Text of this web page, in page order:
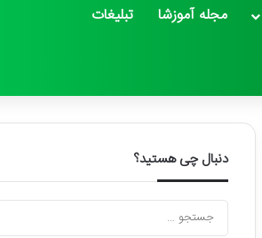
مجله آموزشا تبلیغات
دنبال چی هستید؟